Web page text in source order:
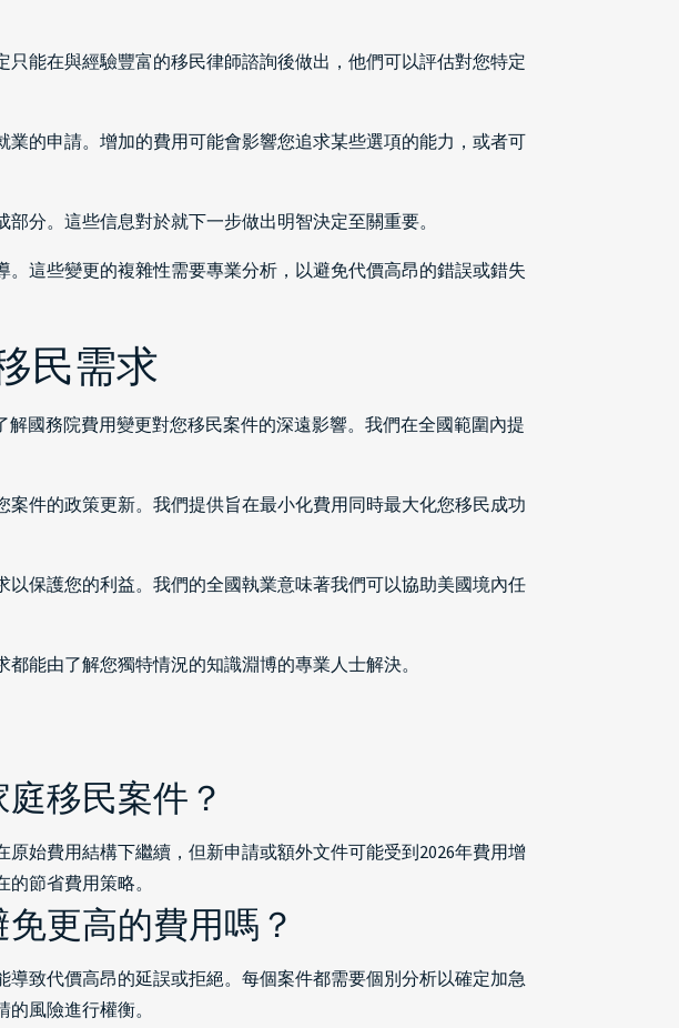
能在與經驗豐富的移民律師諮詢後做出，他們可以評估對您特定
的申請。增加的費用可能會影響您追求某些選項的能力，或者可
分。這些信息對於就下一步做出明智決定至關重要。
這些變更的複雜性需要專業分析，以避免代價高昂的錯誤或錯失
民需求
解國務院費用變更對您移民案件的深遠影響。我們在全國範圍內提
件的政策更新。我們提供旨在最小化費用同時最大化您移民成功
保護您的利益。我們的全國執業意味著我們可以協助美國境內任
能由了解您獨特情況的知識淵博的專業人士解決。
移民案件？
始費用結構下繼續，但新申請或額外文件可能受到2026年費用增
節省費用策略。
更高的費用嗎？
致代價高昂的延誤或拒絕。每個案件都需要個別分析以確定加急
風險進行權衡。